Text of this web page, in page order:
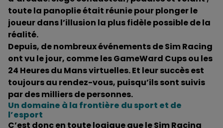
toute la panoplie était réunie pour plonger le
joueur dans l’illusion la plus fidèle possible de la
réalité.
Depuis, de nombreux événements de Sim Racing
ont vu le jour, comme les GameWard Cups ou les
24 Heures du Mans virtuelles. Et leur succès est
toujours au rendez-vous, puisqu’ils sont suivis
par des milliers de personnes.
Un domaine à la frontière du sport et de
l’esport
C’est donc en toute logique que le Sim Racing